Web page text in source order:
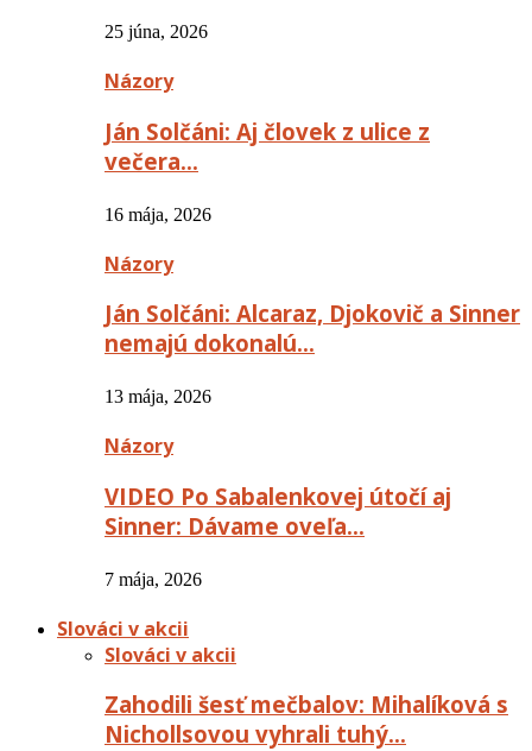
25 júna, 2026
Názory
Ján Solčáni: Aj človek z ulice z
večera…
16 mája, 2026
Názory
Ján Solčáni: Alcaraz, Djokovič a Sinner
nemajú dokonalú…
13 mája, 2026
Názory
VIDEO Po Sabalenkovej útočí aj
Sinner: Dávame oveľa…
7 mája, 2026
Slováci v akcii
Slováci v akcii
Zahodili šesť mečbalov: Mihalíková s
Nichollsovou vyhrali tuhý…